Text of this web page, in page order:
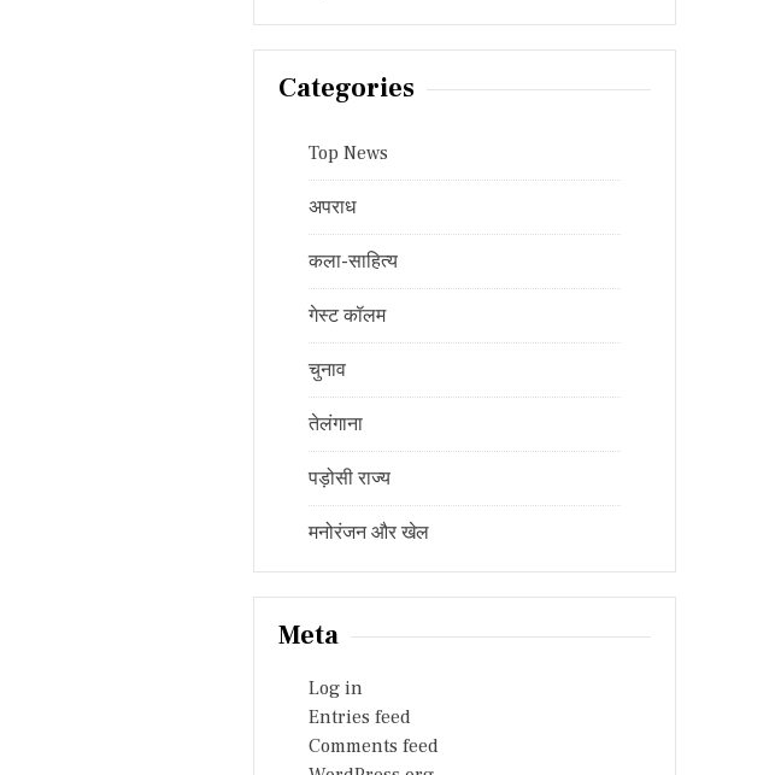
Categories
Top News
अपराध
कला-साहित्य
गेस्ट कॉलम
चुनाव
तेलंगाना
पड़ोसी राज्य
मनोरंजन और खेल
Meta
Log in
Entries feed
Comments feed